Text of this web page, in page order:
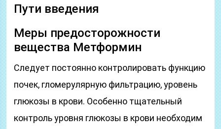
Пути введения
Меры предосторожности
вещества Метформин
Следует постоянно контролировать функцию
почек, гломерулярную фильтрацию, уровень
глюкозы в крови. Особенно тщательный
контроль уровня глюкозы в крови необходим